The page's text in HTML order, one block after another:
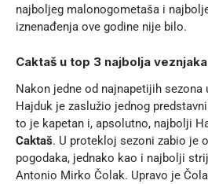
najboljeg malonogometaša i
iznenađenja ove godine nije bilo.
Caktaš u top 3 najbolja
Nakon jedne od najnapetijih sezona
Hajduk je zaslužio jednog
to je kapetan i, apsolutno, najbolji
Caktaš. U protekloj sezoni zabio je
pogodaka, jednako kao i najbolji
Antonio Mirko Čolak. Upravo je